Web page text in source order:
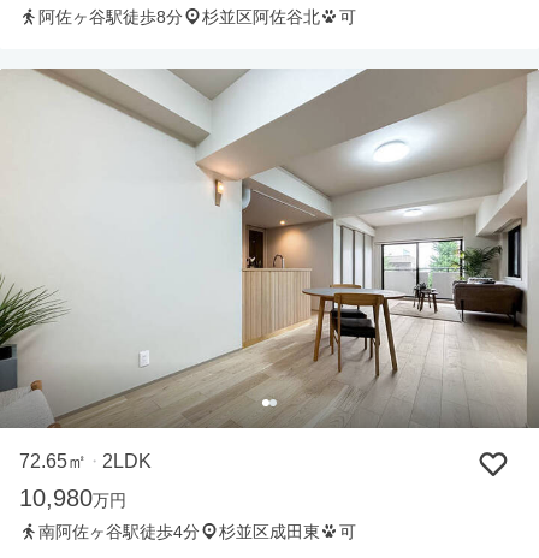
阿佐ヶ谷駅徒歩8分
杉並区阿佐谷北 可
72.65㎡ ・ 2LDK
10,980万円
南阿佐ヶ谷駅徒歩4分
杉並区成田東 可